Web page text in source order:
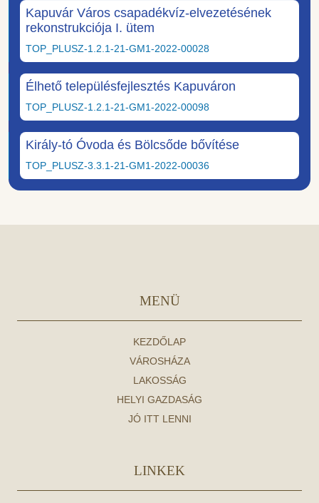
Kapuvár Város csapadékvíz-elvezetésének
rekonstrukciója I. ütem
TOP_PLUSZ-1.2.1-21-GM1-2022-00028
Élhető településfejlesztés Kapuváron
TOP_PLUSZ-1.2.1-21-GM1-2022-00098
Király-tó Óvoda és Bölcsőde bővítése
TOP_PLUSZ-3.3.1-21-GM1-2022-00036
MENÜ
KEZDŐLAP
VÁROSHÁZA
LAKOSSÁG
HELYI GAZDASÁG
JÓ ITT LENNI
LINKEK